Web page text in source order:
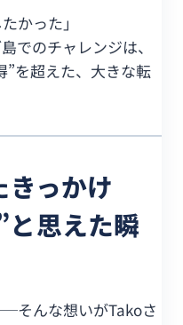
かった」
でのチャレンジは、
”を超えた、大きな転
っかけ
と思えた瞬
そんな想いがTakoさ